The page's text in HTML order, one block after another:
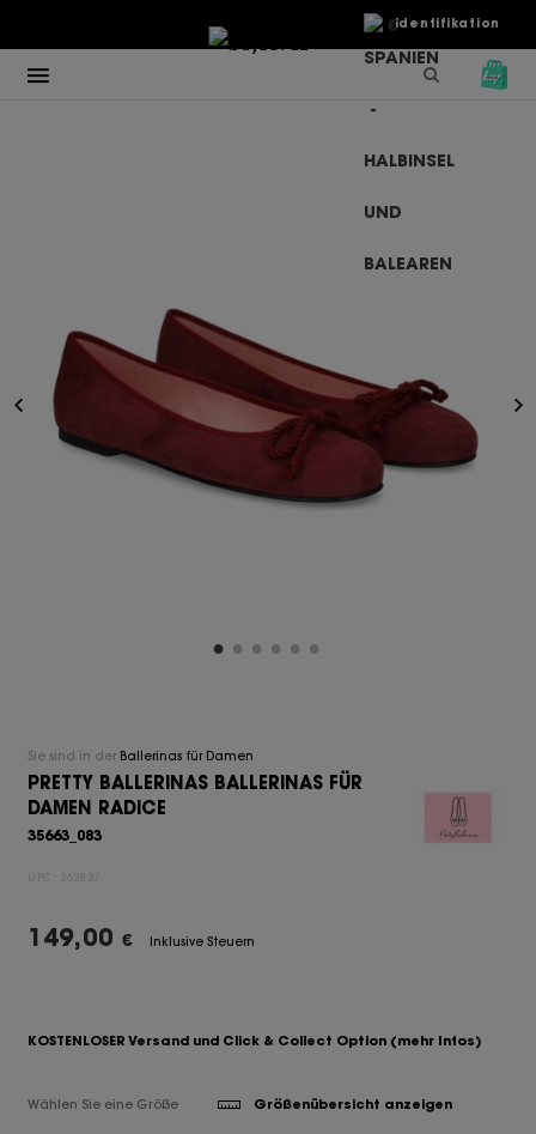
Identifikation
€
Sie sind in der Ballerinas für Damen
PRETTY BALLERINAS BALLERINAS FÜR
DAMEN RADICE
35663_083
UPC: 262837
149,00 € Inklusive Steuern
KOSTENLOSER Versand und Click & Collect Option (mehr Infos)
Wählen Sie eine Größe Größenübersicht anzeigen